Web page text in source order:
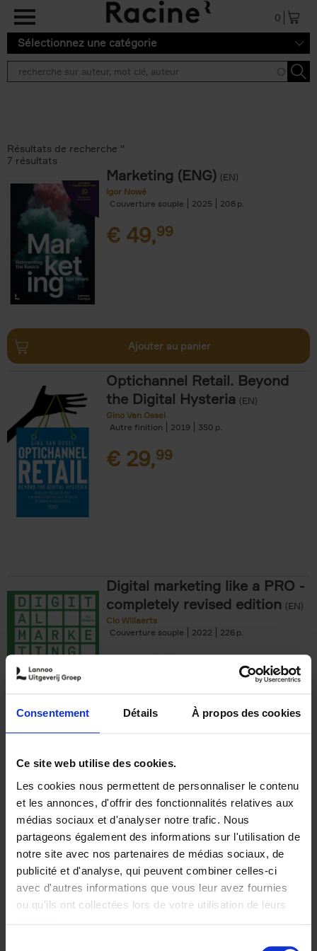
Consentement Détails À propos des cookies
Ce site web utilise des cookies.
Les cookies nous permettent de personnaliser le contenu
et les annonces, d'offrir des fonctionnalités relatives aux
médias sociaux et d'analyser notre trafic. Nous
partageons également des informations sur l'utilisation de
notre site avec nos partenaires de médias sociaux, de
publicité et d'analyse, qui peuvent combiner celles-ci
avec d'autres informations que vous leur avez fournies
ou qu'ils ont collectées lors de votre utilisation de leurs
Aller au contenu principal
0
Sélectionnez une catégorie
Résultats de recherche ''
7 résultats
Marketing (ENG) (EN)
Igor Nowé
Couverture souple
2025 208
€ 49,99
Ajouter au panier
Optichannel Retail. Beyond
the Digital Hysteria (EN)
Gino Van Ossel
Autre finition
2019 350
€ 29,99
Digital marketing like a PRO -
completely revised edition (EN)
Clo Willaerts
Couverture souple
2022 226
€35,50
The Offer You Can't
Refuse
Steven Van Belleghem
Couverture souple
2020 256
€37,50